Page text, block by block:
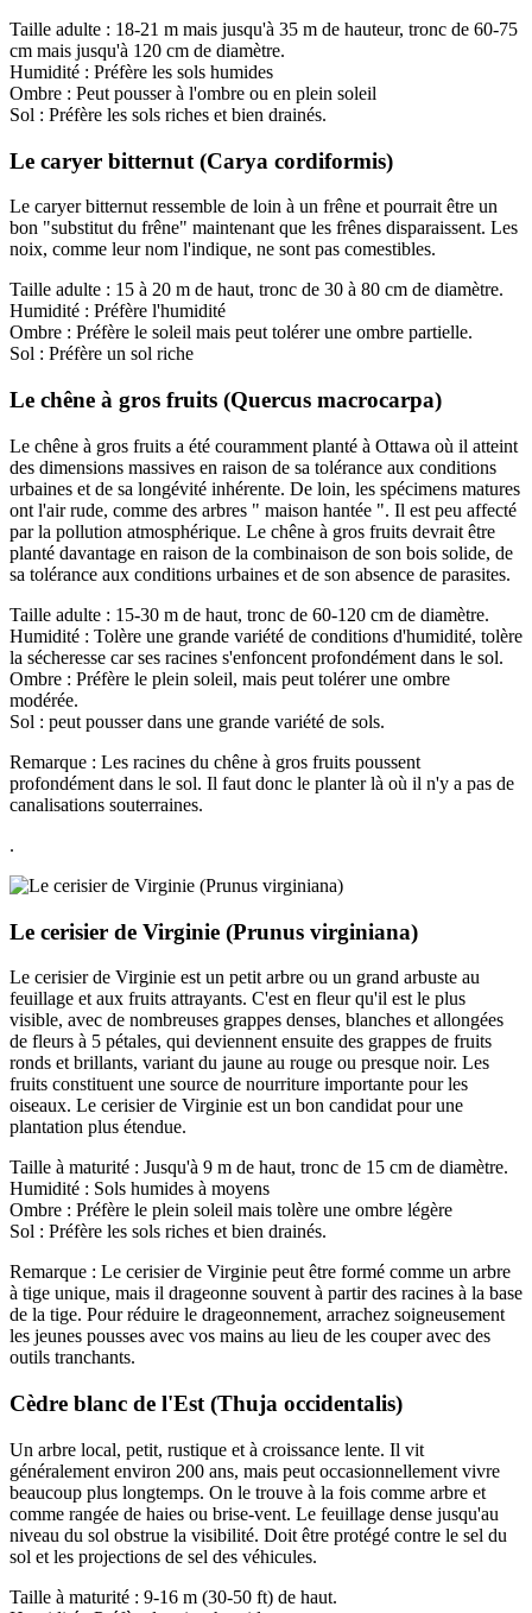
Taille adulte : 18-21 m mais jusqu'à 35 m de hauteur, tronc de 60-75
cm mais jusqu'à 120 cm de diamètre.
Humidité : Préfère les sols humides
Ombre : Peut pousser à l'ombre ou en plein soleil
Sol : Préfère les sols riches et bien drainés.
Le caryer bitternut (Carya cordiformis)
Le caryer bitternut ressemble de loin à un frêne et pourrait être un
bon "substitut du frêne" maintenant que les frênes disparaissent. Les
noix, comme leur nom l'indique, ne sont pas comestibles.
Taille adulte : 15 à 20 m de haut, tronc de 30 à 80 cm de diamètre.
Humidité : Préfère l'humidité
Ombre : Préfère le soleil mais peut tolérer une ombre partielle.
Sol : Préfère un sol riche
Le chêne à gros fruits (Quercus macrocarpa)
Le chêne à gros fruits a été couramment planté à Ottawa où il atteint
des dimensions massives en raison de sa tolérance aux conditions
urbaines et de sa longévité inhérente. De loin, les spécimens matures
ont l'air rude, comme des arbres " maison hantée ". Il est peu affecté
par la pollution atmosphérique. Le chêne à gros fruits devrait être
planté davantage en raison de la combinaison de son bois solide, de
sa tolérance aux conditions urbaines et de son absence de parasites.
Taille adulte : 15-30 m de haut, tronc de 60-120 cm de diamètre.
Humidité : Tolère une grande variété de conditions d'humidité, tolère
la sécheresse car ses racines s'enfoncent profondément dans le sol.
Ombre : Préfère le plein soleil, mais peut tolérer une ombre
modérée.
Sol : peut pousser dans une grande variété de sols.
Remarque : Les racines du chêne à gros fruits poussent
profondément dans le sol. Il faut donc le planter là où il n'y a pas de
canalisations souterraines.
.
Le cerisier de Virginie (Prunus virginiana)
Le cerisier de Virginie est un petit arbre ou un grand arbuste au
feuillage et aux fruits attrayants. C'est en fleur qu'il est le plus
visible, avec de nombreuses grappes denses, blanches et allongées
de fleurs à 5 pétales, qui deviennent ensuite des grappes de fruits
ronds et brillants, variant du jaune au rouge ou presque noir. Les
fruits constituent une source de nourriture importante pour les
oiseaux. Le cerisier de Virginie est un bon candidat pour une
plantation plus étendue.
Taille à maturité : Jusqu'à 9 m de haut, tronc de 15 cm de diamètre.
Humidité : Sols humides à moyens
Ombre : Préfère le plein soleil mais tolère une ombre légère
Sol : Préfère les sols riches et bien drainés.
Remarque : Le cerisier de Virginie peut être formé comme un arbre
à tige unique, mais il drageonne souvent à partir des racines à la base
de la tige. Pour réduire le drageonnement, arrachez soigneusement
les jeunes pousses avec vos mains au lieu de les couper avec des
outils tranchants.
Cèdre blanc de l'Est (Thuja occidentalis)
Un arbre local, petit, rustique et à croissance lente. Il vit
généralement environ 200 ans, mais peut occasionnellement vivre
beaucoup plus longtemps. On le trouve à la fois comme arbre et
comme rangée de haies ou brise-vent. Le feuillage dense jusqu'au
niveau du sol obstrue la visibilité. Doit être protégé contre le sel du
sol et les projections de sel des véhicules.
Taille à maturité : 9-16 m (30-50 ft) de haut.